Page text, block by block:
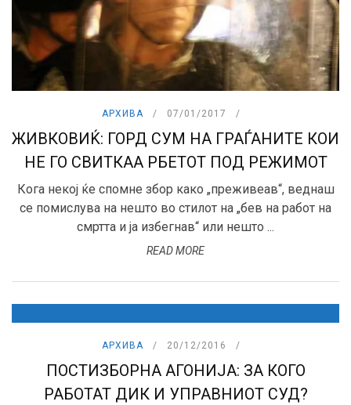
АРХИВА 07/01/2017
ЖИВКОВИЌ: ГОРД СУМ НА ГРАЃАНИТЕ КОИ
НЕ ГО СВИТКАА РБЕТОТ ПОД РЕЖИМОТ
Кога некој ќе спомне збор како „преживеав“, веднаш
се помислува на нешто во стилот на „бев на работ на
смртта и ја избегнав“ или нешто ...
READ MORE
АРХИВА 20/12/2016
ПОСТИЗБОРНА АГОНИЈА: ЗА КОГО
РАБОТАТ ДИК И УПРАВНИОТ СУД?